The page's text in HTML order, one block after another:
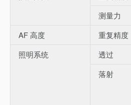
测量力
AF 高度
重复精度
照明系统
透过
落射